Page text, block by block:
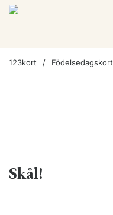
123kort Födelsedagskort
Skål!